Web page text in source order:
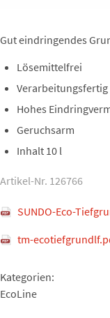
Gut eindringendes
Lösemittelfrei
Verarbeitungsfertig
Hohes
Geruchsarm
Inhalt 10 l
Artikel-Nr. 126766
SUNDO-Eco-
tm-
Kategorien:
EcoLine